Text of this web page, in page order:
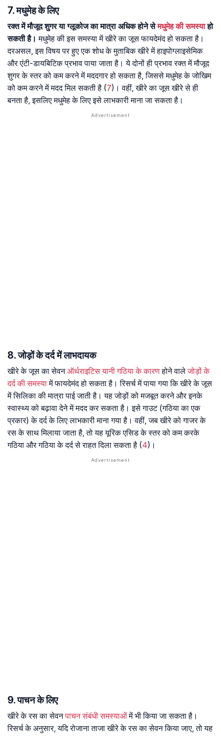
7. मधुमेह के लिए
रक्त में मौजूद शुगर या ग्लूकोज का मात्रा अधिक होने सेमधुमेह की समस्याहो
सकती है। मधुमेह की इस समस्या में खीरे का जूस फायदेमंद हो सकता है।
दरअसल, इस विषय पर हुए एक शोध के मुताबिक खीरे में हाइपोग्लाइसेमिक
और एंटी-डायबिटिक प्रभाव पाया जाता है। ये दोनों ही प्रभाव रक्त में मौजूद
शुगर के स्तर को कम करने में मददगार हो सकता है, जिससे मधुमेह के जोखिम
को कम करने में मदद मिल सकती है (7)। वहीं, खीरे का जूस खीरे से ही
बनता है, इसलिए मधुमेह के लिए इसे लाभकारी माना जा सकता है।
8. जोड़ों के दर्द में लाभदायक
खीरे के जूस का सेवनऑर्थराइटिस यानी गठिया के कारणहोने वालेजोड़ों के
दर्द की समस्यामें फायदेमंद हो सकता है। रिसर्च में पाया गया कि खीरे के जूस
में सिलिका की मात्रा पाई जाती है। यह जोड़ों को मजबूत करने और इनके
स्वास्थ्य को बढ़ावा देने में मदद कर सकता है। इसे गाउट (गठिया का एक
प्रकार) के दर्द के लिए लाभकारी माना गया है। वहीं, जब खीरे को गाजर के
रस के साथ मिलाया जाता है, तो यह यूरिक एसिड के स्तर को कम करके
गठिया और गठिया के दर्द से राहत दिला सकता है (4)।
9. पाचन के लिए
खीरे के रस का सेवनपाचन संबंधी समस्याओंमें भी किया जा सकता है।
रिसर्च के अनुसार, यदि रोजाना ताजा खीरे के रस का सेवन किया जाए, तो यह